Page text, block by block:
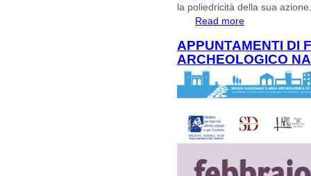
la poliedricità della sua
Read more
APPUNTAMENTI DI
ARCHEOLOGICO